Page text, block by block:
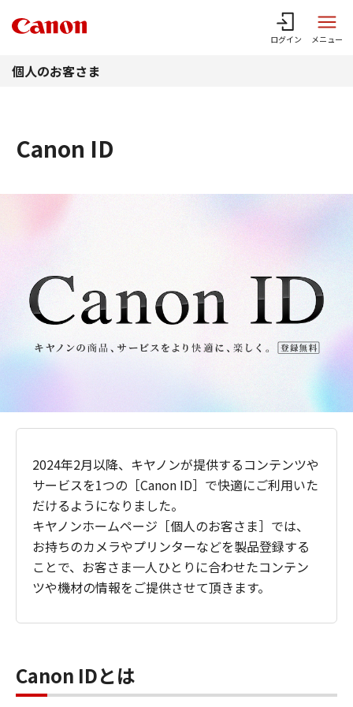
ログイン メニュー
個人のお客さま
Canon ID
2024年2月以降、キヤノンが提供するコンテンツや
サービスを1つの［Canon ID］で快適にご利用いた
だけるようになりました。
キヤノンホームページ［個人のお客さま］では、
お持ちのカメラやプリンターなどを製品登録する
ことで、お客さま一人ひとりに合わせたコンテン
ツや機材の情報をご提供させて頂きます。
Canon IDとは